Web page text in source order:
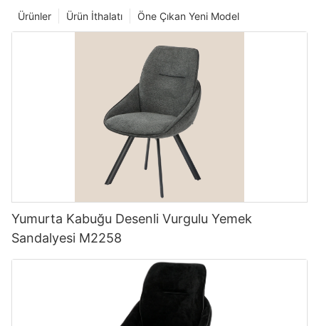
Öne Çıkan Yeni Model
Ürün İthalatı
Ürünler
Yumurta Kabuğu Desenli Vurgulu Yemek
Sandalyesi M2258